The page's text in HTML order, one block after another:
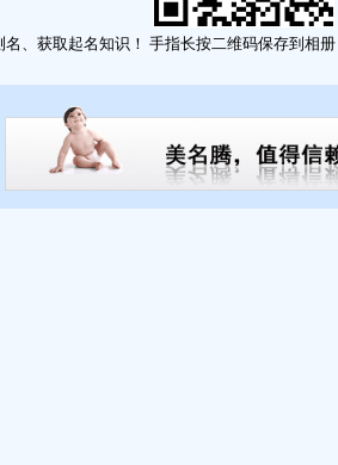
详细分析如下：此命五行木旺；五行缺金
2.40，金0.30，土2.40，共计5.10分；〖
名、获取起名知识！ 手指长按二维码保存到相